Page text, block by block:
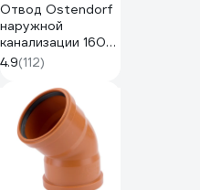
Отвод Ostendorf
наружной
канализации 160
мм, 45 градусов
222220
4.9(112)